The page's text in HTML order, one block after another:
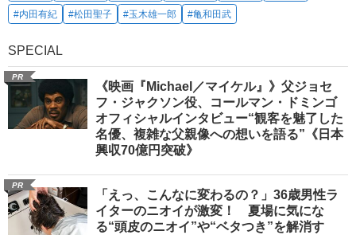
#内田有紀 #松田聖子 #玉木雄一郎 #亀和田武
SPECIAL
PR
《映画『Michael／マイケル』》父ジョセ
フ・ジャクソン役、コールマン・ドミンゴ
オフィシャルインタビュー“観客を魅了した
名優、複雑な父親像への想いを語る”《日本
興収70億円突破》
PR
「えっ、こんなに変わるの？」36歳男性ラ
イターのニオイが激変！ 夏場に気にな
る“頭皮のニオイ”や“ベタつき”を解消す